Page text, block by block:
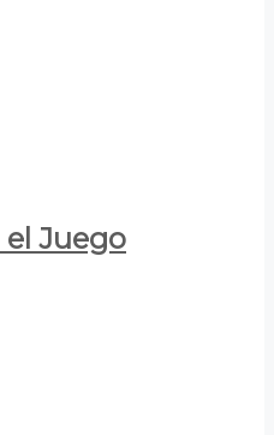
Juego